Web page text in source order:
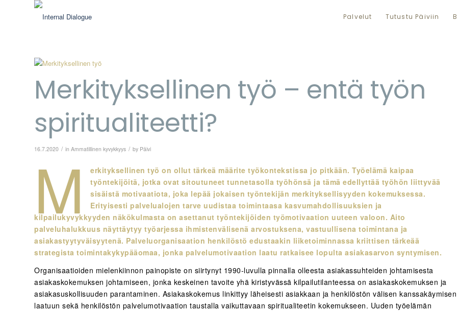
Palvelut Tutustu Päiviin
Merkityksellinen työ – entä työn
spiritualiteetti?
16.7.2020 / in Ammatillinen kyvykkyys / by Päivi
M
erkityksellinen työ on ollut tärkeä määrite työkontekstissa jo pitkään. Työelämä kaipaa
työntekijöitä, jotka ovat sitoutuneet tunnetasolla työhönsä ja tämä edellyttää työhön liittyvää
sisäistä motivaatiota, joka lepää jokaisen työntekijän merkityksellisyyden kokemuksessa.
Erityisesti palvelualojen tarve uudistaa toimintaasa kasvumahdollisuuksien ja
kilpailukyvykkyyden näkökulmasta on asettanut työntekijöiden työmotivaation uuteen valoon. Aito
palveluhalukkuus näyttäytyy työarjessa ihmistenvälisenä arvostuksena, vastuullisena toimintana ja
asiakastyytyväisyytenä. Palveluorganisaation henkilöstö edustaakin liiketoiminnassa kriittisen tärkeää
strategista toimintakykypääomaa, jonka palvelumotivaation laatu ratkaisee lopulta asiakasarvon syntymisen.
Organisaatioiden mielenkiinnon painopiste on siirtynyt 1990-luvulla pinnalla olleesta asiakassuhteiden johtamisesta
asiakaskokemuksen johtamiseen, jonka keskeinen tavoite yhä kiristyvässä kilpailutilanteessa on asiakaskokemuksen ja
asiakasuskollisuuden parantaminen. Asiakaskokemus linkittyy läheisesti asiakkaan ja henkilöstön välisen kanssakäymisen
laatuun sekä henkilöstön palvelumotivaation taustalla vaikuttavaan spiritualiteetin kokemukseen. Uuden työelämän